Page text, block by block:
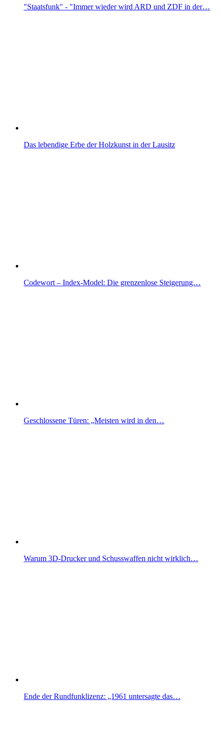
"Staatsfunk" - "Immer wieder wird ARD und ZDF in der…
Das lebendige Erbe der Holzkunst in der Lausitz
Codewort – Index-Model: Die grenzenlose Steigerung…
Geschlossene Türen: „Meisten wird in den…
Warum 3D-Drucker und Schusswaffen nicht wirklich…
Ende der Rundfunklizenz: „1961 untersagte das…